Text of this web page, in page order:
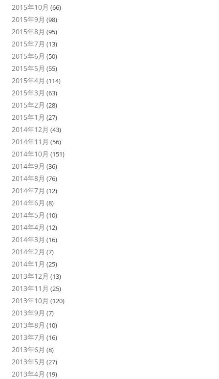
2015年10月 (66)
2015年9月 (98)
2015年8月 (95)
2015年7月 (13)
2015年6月 (50)
2015年5月 (55)
2015年4月 (114)
2015年3月 (63)
2015年2月 (28)
2015年1月 (27)
2014年12月 (43)
2014年11月 (56)
2014年10月 (151)
2014年9月 (36)
2014年8月 (76)
2014年7月 (12)
2014年6月 (8)
2014年5月 (10)
2014年4月 (12)
2014年3月 (16)
2014年2月 (7)
2014年1月 (25)
2013年12月 (13)
2013年11月 (25)
2013年10月 (120)
2013年9月 (7)
2013年8月 (10)
2013年7月 (16)
2013年6月 (8)
2013年5月 (27)
2013年4月 (19)